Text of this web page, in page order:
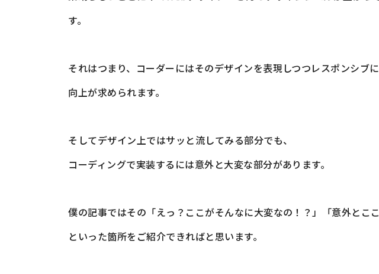
す。
それはつまり、コーダーにはそのデザインを表現しつつレスポンシブ
向上が求められます。
そしてデザイン上ではサッと流してみる部分でも、
コーディングで実装するには意外と大変な部分があります。
僕の記事ではその「えっ？ここがそんなに大変なの！？」「意外とこ
といった箇所をご紹介できればと思います。